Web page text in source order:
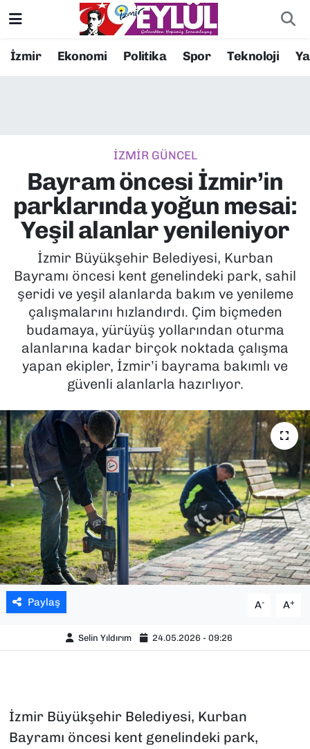
İzmir Ekonomi Politika Spor Teknoloji
İZMİR GÜNCEL
Bayram öncesi İzmir’in
parklarında yoğun mesai:
Yeşil alanlar yenileniyor
İzmir Büyükşehir Belediyesi, Kurban
Bayramı öncesi kent genelindeki park, sahil
şeridi ve yeşil alanlarda bakım ve yenileme
çalışmalarını hızlandırdı. Çim biçmeden
budamaya, yürüyüş yollarından oturma
alanlarına kadar birçok noktada çalışma
yapan ekipler, İzmir’i bayrama bakımlı ve
güvenli alanlarla hazırlıyor.
Paylaş A- A+
Selin Yıldırım 24.05.2026 - 09:26
İzmir Büyükşehir Belediyesi, Kurban
Bayramı öncesi kent genelindeki park,
Resmi İlanlar
EKONOMİ
KÜLTÜR SANAT
MAGAZİN
POLİTİKA
SAĞLIK
SPOR
YAŞAM
YEREL YÖNETİMLER
Konak Nöbetçi Eczaneler
Süper Lig Puan Durumu ve Fikstür
Tüm Manşetler
Son Dakika Haberleri
Haber Arşivi